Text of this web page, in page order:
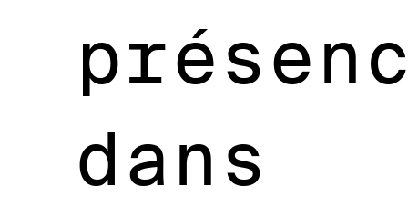
dans